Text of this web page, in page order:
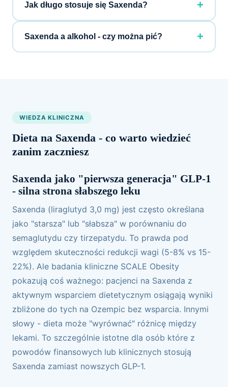
Jak długo stosuje się Saxenda?
Saxenda a alkohol - czy można pić?
WIEDZA KLINICZNA
Dieta na Saxenda - co warto wiedzieć
zanim zaczniesz
Saxenda jako "pierwsza generacja" GLP-1
- silna strona słabszego leku
Saxenda (liraglutyd 3,0 mg) jest często określana
jako "starsza" lub "słabsza" w porównaniu do
semaglutydu czy tirzepatydu. To prawda pod
względem skuteczności redukcji wagi (5-8% vs 15-
22%). Ale badania kliniczne SCALE Obesity
pokazują coś ważnego: pacjenci na Saxenda z
aktywnym wsparciem dietetycznym osiągają wyniki
zbliżone do tych na Ozempic bez wsparcia. Innymi
słowy - dieta może "wyrównać" różnicę między
lekami. To szczególnie istotne dla osób które z
powodów finansowych lub klinicznych stosują
Saxenda zamiast nowszych GLP-1.